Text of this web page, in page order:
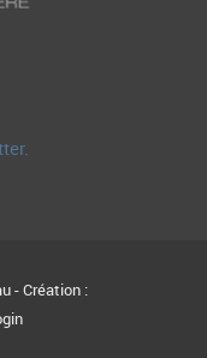
- Création :